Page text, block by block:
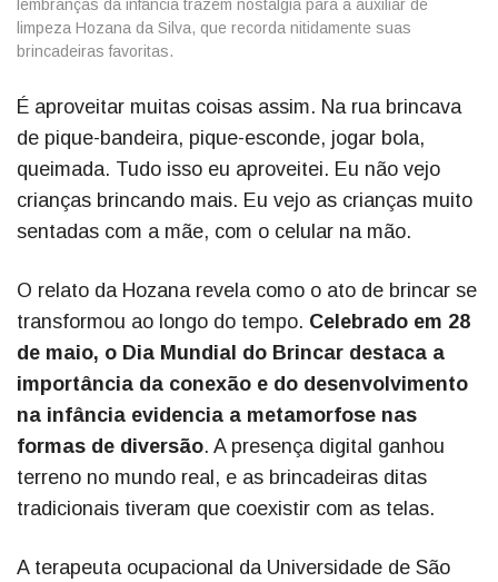
lembranças da infância trazem nostalgia para a auxiliar de
limpeza Hozana da Silva, que recorda nitidamente suas
brincadeiras favoritas.
É aproveitar muitas coisas assim. Na rua brincava
de pique-bandeira, pique-esconde, jogar bola,
queimada. Tudo isso eu aproveitei. Eu não vejo
crianças brincando mais. Eu vejo as crianças muito
sentadas com a mãe, com o celular na mão.
O relato da Hozana revela como o ato de brincar se
transformou ao longo do tempo. Celebrado em 28
de maio, o Dia Mundial do Brincar destaca a
importância da conexão e do desenvolvimento
na infância evidencia a metamorfose nas
formas de diversão. A presença digital ganhou
terreno no mundo real, e as brincadeiras ditas
tradicionais tiveram que coexistir com as telas.
A terapeuta ocupacional da Universidade de São